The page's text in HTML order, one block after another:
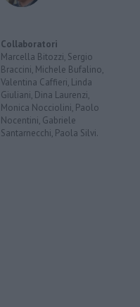
Collaboratori
Marcella Bitozzi, Sergio
Braccini, Michele Bufalino,
Valentina Caffieri, Linda
Giuliani, Dina Laurenzi,
Monica Nocciolini, Paolo
Nocentini, Gabriele
Santarnecchi, Paola Silvi.